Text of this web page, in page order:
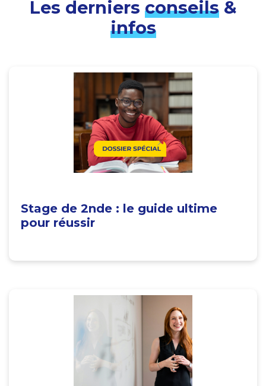
Les derniers conseils&
infos
Stage de 2nde : le guide ultime
pour réussir